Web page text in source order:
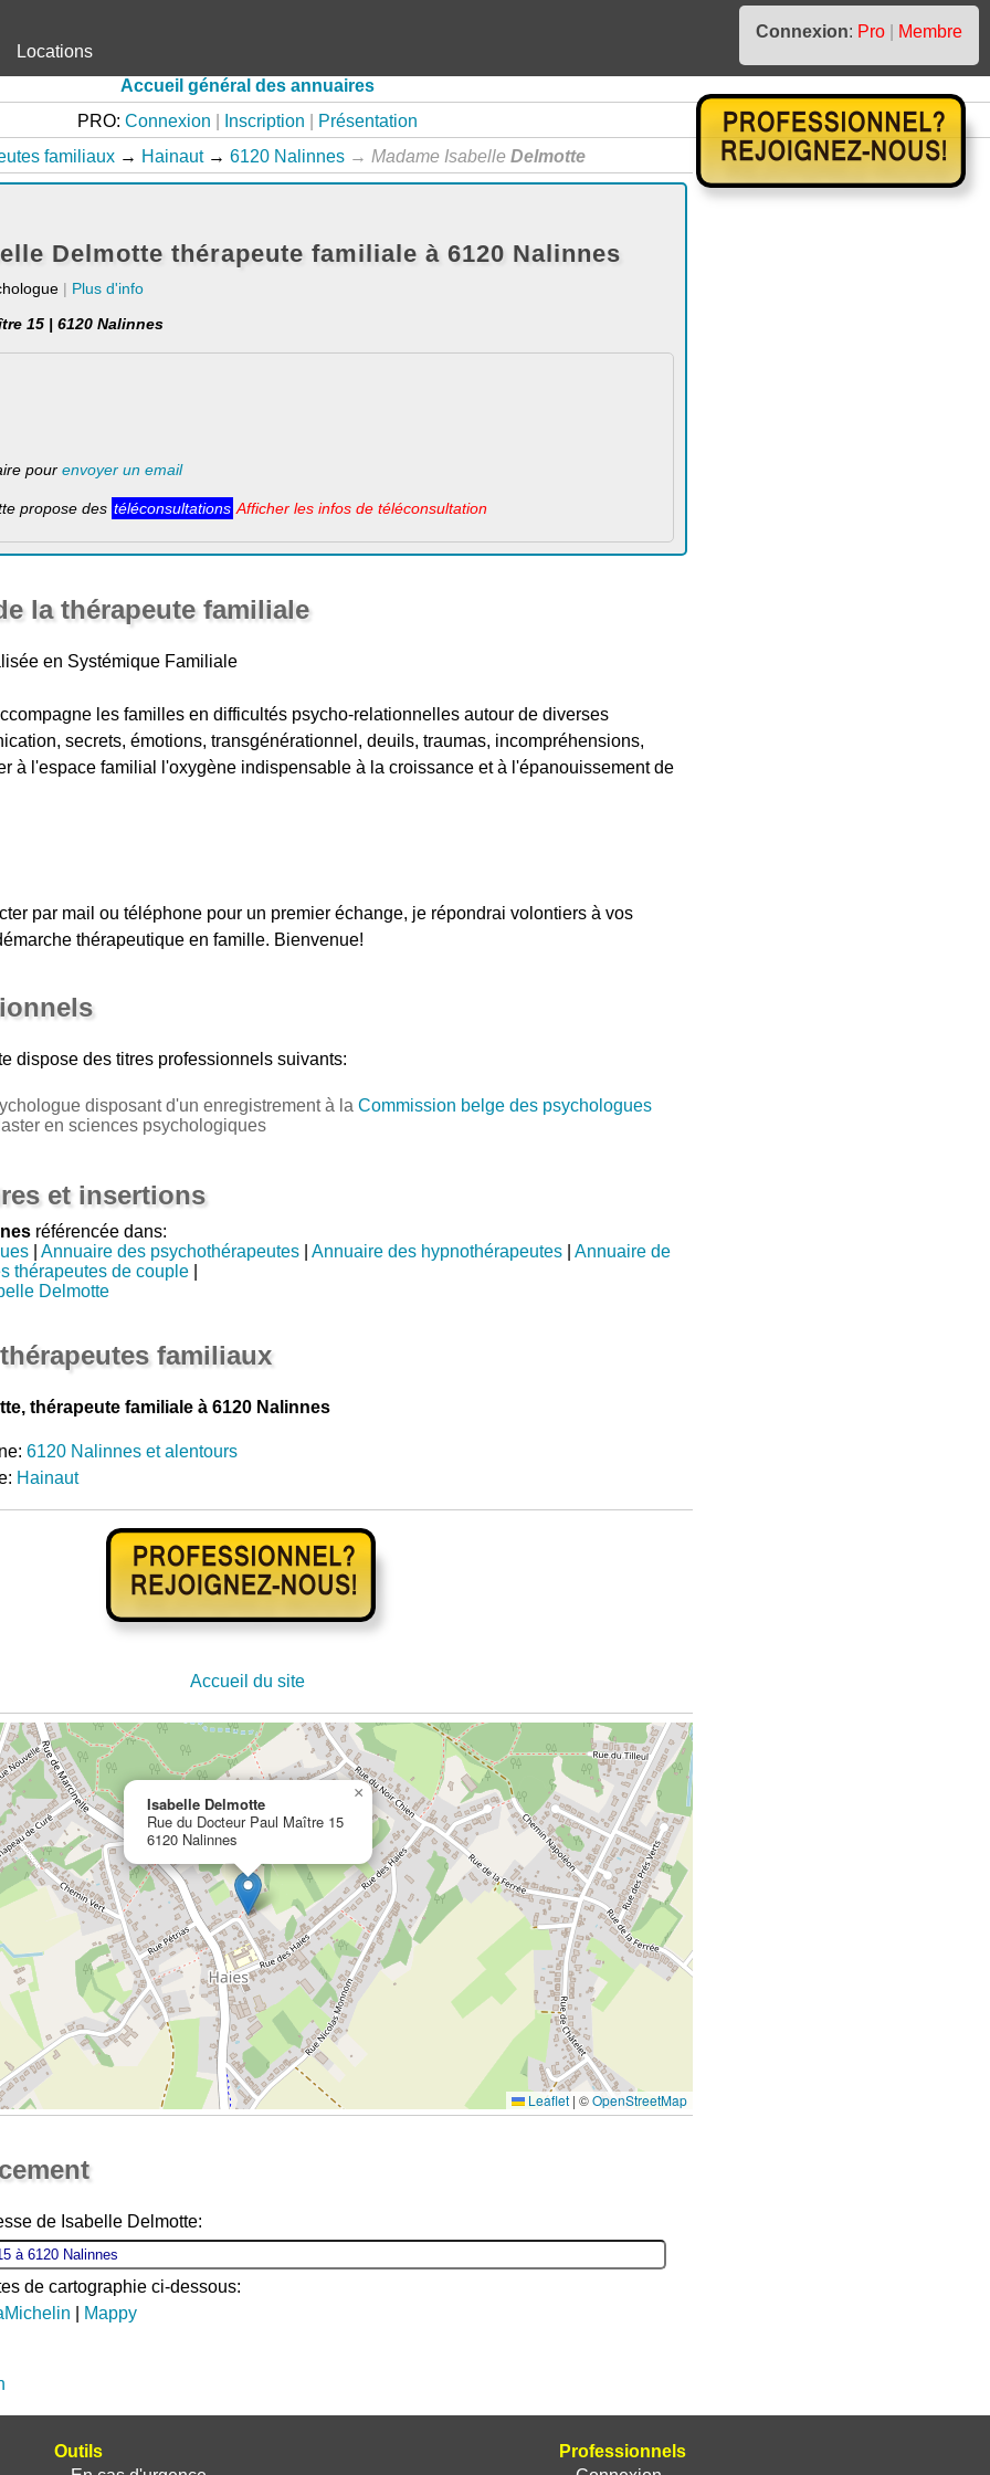
Connexion: Pro
Membre
Locations
Accueil général des annuaires
PRO: Connexion Inscription
Présentation
familiaux → Hainaut → 6120 Nalinnes → Madame Isabelle Delmotte
Delmotte thérapeute familiale à 6120 Nalinnes
| Plus d'info
15 | 6120 Nalinnes
pourenvoyer un email
propose des téléconsultations Afficher les infos de téléconsultation
la thérapeute familiale
en Systémique Familiale
les familles en difficultés psycho-relationnelles autour de diverses
secrets, émotions, transgénérationnel, deuils, traumas, incompréhensions,
à l'espace familial l'oxygène indispensable à la croissance et à l'épanouissement de
par mail ou téléphone pour un premier échange, je répondrai volontiers à vos
thérapeutique en famille. Bienvenue!
dispose des titres professionnels suivants:
disposant d'un enregistrement à la Commission belge des psychologues
en sciences psychologiques
et insertions
référencée dans:
| Annuaire des psychothérapeutes| Annuaire des hypnothérapeutes| Annuaire de
thérapeutes de couple|
Delmotte
familiaux
thérapeute familiale à 6120 Nalinnes
6120 Nalinnes et alentours
Hainaut
Accueil du site
Isabelle Delmotte
Rue du Docteur Paul Maître 15
6120 Nalinnes
×
Leaflet | ©OpenStreetMap
de Isabelle Delmotte:
de cartographie ci-dessous:
Mappy
Professionnels
Outils